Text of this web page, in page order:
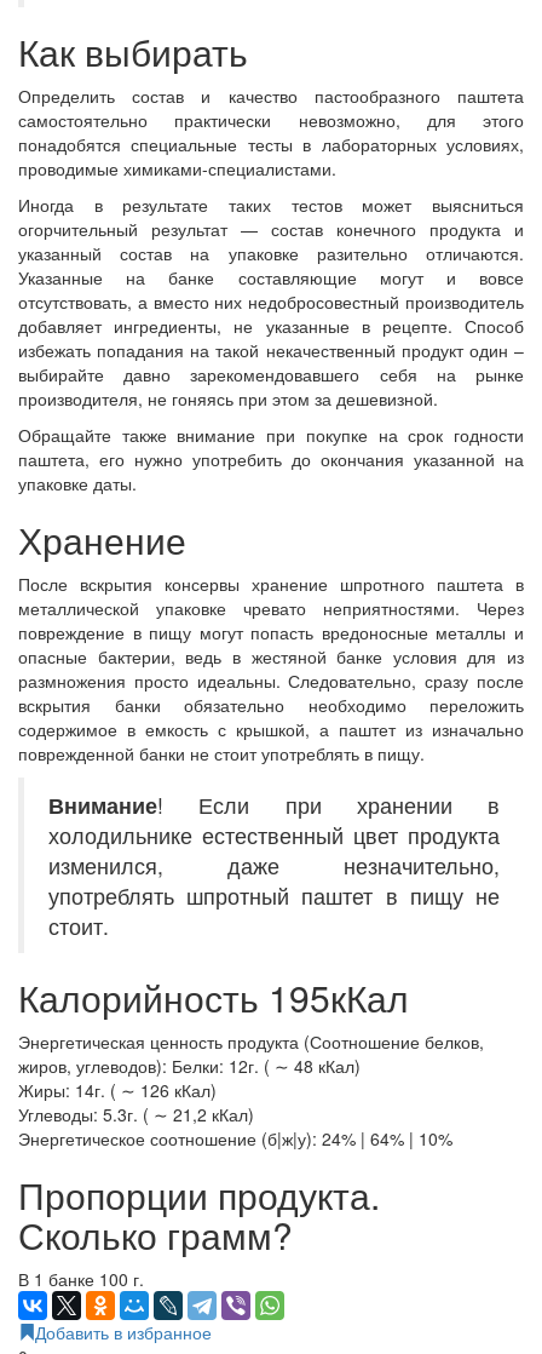
Как выбирать
Определить состав и качество пастообразного паштета
самостоятельно практически невозможно, для этого
понадобятся специальные тесты в лабораторных условиях,
проводимые химиками-специалистами.
Иногда в результате таких тестов может выясниться
огорчительный результат — состав конечного продукта и
указанный состав на упаковке разительно отличаются.
Указанные на банке составляющие могут и вовсе
отсутствовать, а вместо них недобросовестный производитель
добавляет ингредиенты, не указанные в рецепте. Способ
избежать попадания на такой некачественный продукт один –
выбирайте давно зарекомендовавшего себя на рынке
производителя, не гоняясь при этом за дешевизной.
Обращайте также внимание при покупке на срок годности
паштета, его нужно употребить до окончания указанной на
упаковке даты.
Хранение
После вскрытия консервы хранение шпротного паштета в
металлической упаковке чревато неприятностями. Через
повреждение в пищу могут попасть вредоносные металлы и
опасные бактерии, ведь в жестяной банке условия для из
размножения просто идеальны. Следовательно, сразу после
вскрытия банки обязательно необходимо переложить
содержимое в емкость с крышкой, а паштет из изначально
поврежденной банки не стоит употреблять в пищу.
Внимание! Если при хранении в
холодильнике естественный цвет продукта
изменился, даже незначительно,
употреблять шпротный паштет в пищу не
стоит.
Калорийность 195кКал
Энергетическая ценность продукта (Соотношение белков,
жиров, углеводов): Белки: 12г. ( ∼ 48 кКал)
Жиры: 14г. ( ∼ 126 кКал)
Углеводы: 5.3г. ( ∼ 21,2 кКал)
Энергетическое соотношение (б|ж|у): 24% | 64% | 10%
Пропорции продукта.
Сколько грамм?
В 1 банке 100 г.
Добавить в избранное